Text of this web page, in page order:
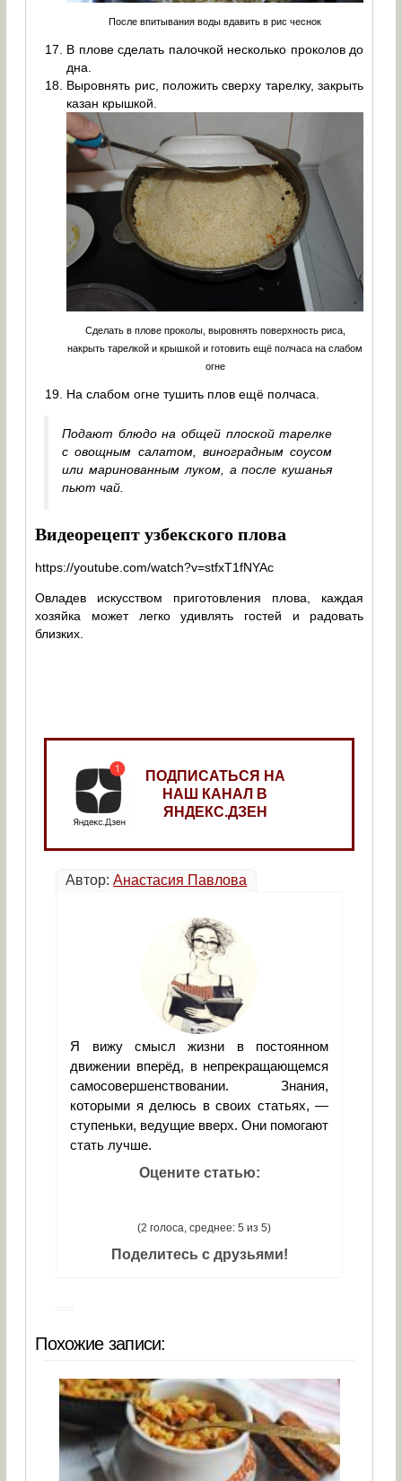
После впитывания воды вдавить в рис чеснок
В плове сделать палочкой несколько проколов до
дна.
Выровнять рис, положить сверху тарелку, закрыть
казан крышкой.
Сделать в плове проколы, выровнять поверхность риса,
накрыть тарелкой и крышкой и готовить ещё полчаса на слабом
огне
На слабом огне тушить плов ещё полчаса.
Подают блюдо на общей плоской тарелке
с овощным салатом, виноградным соусом
или маринованным луком, а после кушанья
пьют чай.
Видеорецепт узбекского плова
https://youtube.com/watch?v=stfxT1fNYAc
Овладев искусством приготовления плова, каждая
хозяйка может легко удивлять гостей и радовать
близких.
ПОДПИСАТЬСЯ НА
НАШ КАНАЛ В
ЯНДЕКС.ДЗЕН
Автор:Анастасия Павлова
Я вижу смысл жизни в постоянном
движении вперёд, в непрекращающемся
самосовершенствовании. Знания,
которыми я делюсь в своих статьях, —
ступеньки, ведущие вверх. Они помогают
стать лучше.
Оцените статью:
(2 голоса, среднее: 5 из 5)
Поделитесь с друзьями!
Похожие записи: